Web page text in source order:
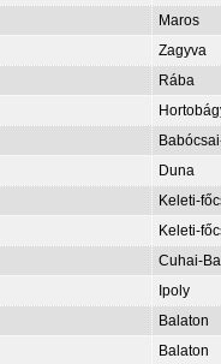
Maros
Zagyva
Rába
Duna
Keleti-
Keleti-
Cuhai-
Ipoly
Balaton
Balaton